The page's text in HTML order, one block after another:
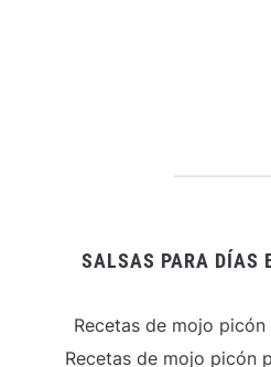
SALSAS PARA DÍAS
Recetas de mojo
Recetas de mojo picón